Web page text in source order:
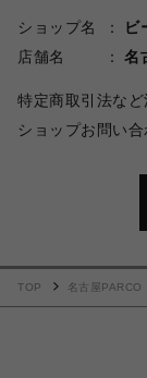
ショップ名
ビ
店舗名
名
特定商取引法な
ショップお問い合
TOP 名古屋PARCO